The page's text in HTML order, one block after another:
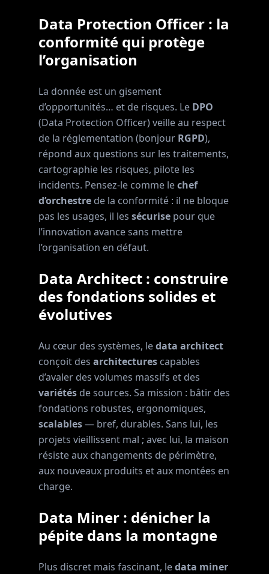
Data Protection Officer : la
conformité qui protège
l’organisation
La donnée est un gisement
d’opportunités… et de risques. Le DPO
(Data Protection Officer) veille au respect
de la réglementation (bonjour RGPD),
répond aux questions sur les traitements,
cartographie les risques, pilote les
incidents. Pensez-le comme lechef
d’orchestre de la conformité : il ne bloque
pas les usages, il les sécurise pour que
l’innovation avance sans mettre
l’organisation en défaut.
Data Architect : construire
des fondations solides et
évolutives
Au cœur des systèmes, ledata architect
conçoit des architectures capables
d’avaler des volumes massifs et des
variétés de sources. Sa mission : bâtir des
fondations robustes, ergonomiques,
scalables— bref, durables. Sans lui, les
projets vieillissent mal ; avec lui, la maison
résiste aux changements de périmètre,
aux nouveaux produits et aux montées en
charge.
Data Miner : dénicher la
pépite dans la montagne
Plus discret mais fascinant, ledata miner